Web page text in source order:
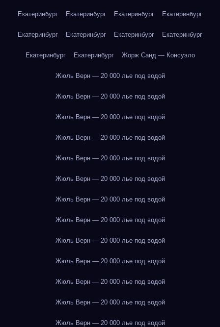
Екатеринбург Екатеринбург Екатеринбург Екатеринбург
Екатеринбург Екатеринбург Екатеринбург Екатеринбург
Екатеринбург Екатеринбург Жорж Санд — Консуэло
Жюль Верн — 20 000 лье под водой
Жюль Верн — 20 000 лье под водой
Жюль Верн — 20 000 лье под водой
Жюль Верн — 20 000 лье под водой
Жюль Верн — 20 000 лье под водой
Жюль Верн — 20 000 лье под водой
Жюль Верн — 20 000 лье под водой
Жюль Верн — 20 000 лье под водой
Жюль Верн — 20 000 лье под водой
Жюль Верн — 20 000 лье под водой
Жюль Верн — 20 000 лье под водой
Жюль Верн — 20 000 лье под водой
Жюль Верн — 20 000 лье под водой